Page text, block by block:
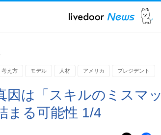
考え方 モデル 人材 アメリカ プレジデント
因は「スキルのミスマッ
まる可能性 1/4